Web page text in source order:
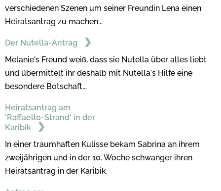
verschiedenen Szenen um seiner Freundin Lena einen
Heiratsantrag zu machen...
Der Nutella-Antrag
Melanie's Freund weiß, dass sie Nutella über alles liebt
und übermittelt ihr deshalb mit Nutella's Hilfe eine
besondere Botschaft...
Heiratsantrag am
'Raffaello-Strand' in der
Karibik
In einer traumhaften Kulisse bekam Sabrina an ihrem
zweijährigen und in der 10. Woche schwanger ihren
Heiratsantrag in der Karibik.